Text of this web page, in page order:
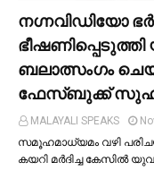
നഗ്നവിഡിയോ
ബലാത്സംഗം
ഫേസ്ബുക്ക്
MALAYALI SPEAKS
സമൂഹമാധ്യമം വഴി
കയറി മർദിച്ച കേസില്‍